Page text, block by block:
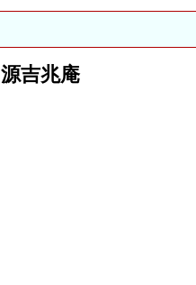
源吉兆庵